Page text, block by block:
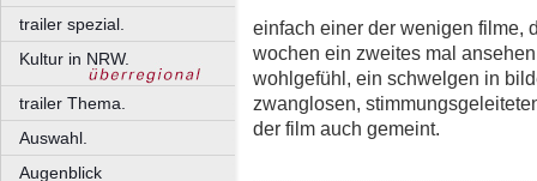
trailer spezial.
Kultur in NRW.
trailer Thema.
Auswahl.
Augenblick
einfach einer der wenigen filme,
wochen ein zweites mal
wohlgefühl, ein schwelgen in
zwanglosen,
der film auch gemeint.